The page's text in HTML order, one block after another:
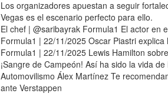
Los organizadores apuestan a seguir
Vegas es el escenario perfecto para ello.
El chef | @saribayrak Formula1 El actor en
Formula1 | 22/11/2025 Oscar Piastri
Formula1 | 22/11/2025 Lewis Hamilton
¡Sangre de Campeón! Así ha sido la vida
Automovilismo Álex Martínez Te
ante Verstappen